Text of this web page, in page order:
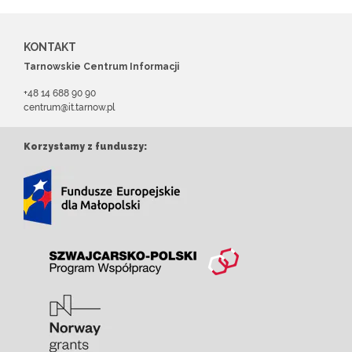
KONTAKT
Tarnowskie Centrum Informacji
+48 14 688 90 90
centrum@it.tarnow.pl
Korzystamy z funduszy: